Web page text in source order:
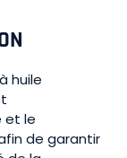
huile
et le
de garantir